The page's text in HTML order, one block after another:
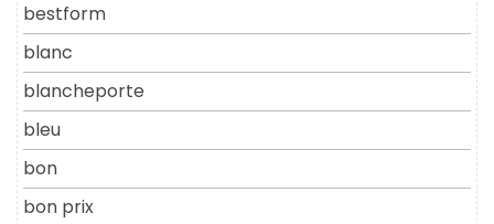
bestform
blanc
blancheporte
bleu
bon
bon prix